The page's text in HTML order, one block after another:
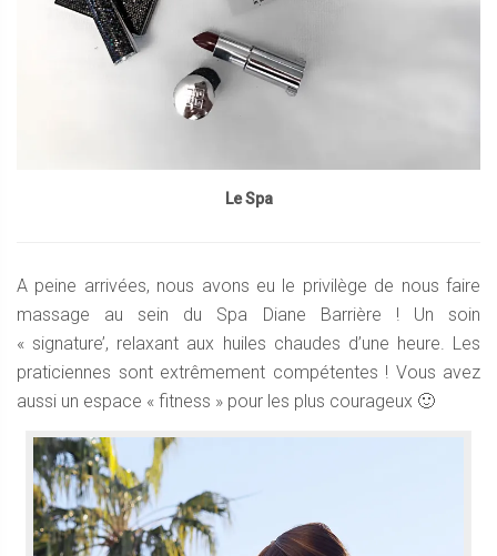
Le Spa
A peine arrivées, nous avons eu le privilège de nous faire
massage au sein du Spa Diane Barrière ! Un soin
« signature’, relaxant aux huiles chaudes d’une heure. Les
praticiennes sont extrêmement compétentes ! Vous avez
aussi un espace « fitness » pour les plus courageux 🙂